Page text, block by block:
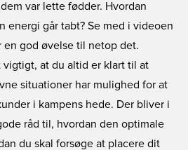
var lette fødder. Hvordan
går tabt? Se med i videoen
en god øvelse til netop det.
vigtigt, at du altid er klart til at
situationer har mulighed for at
i kampens hede. Der bliver i
råd til, hvordan den optimale
du skal forsøge at placere dit